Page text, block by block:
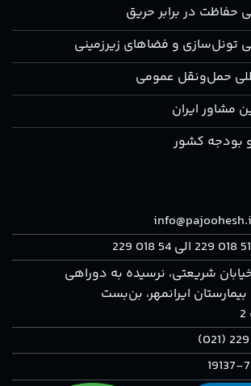
حفاظت در برابر حریق
تونل‌سازی و فضاهای زیرزمینی
حمل‌ونقل عمومی
مشاور ایران
و بودجه کشور
شريعتی، نرسيده به دوراهی
ايرانمهر، بن‌بست